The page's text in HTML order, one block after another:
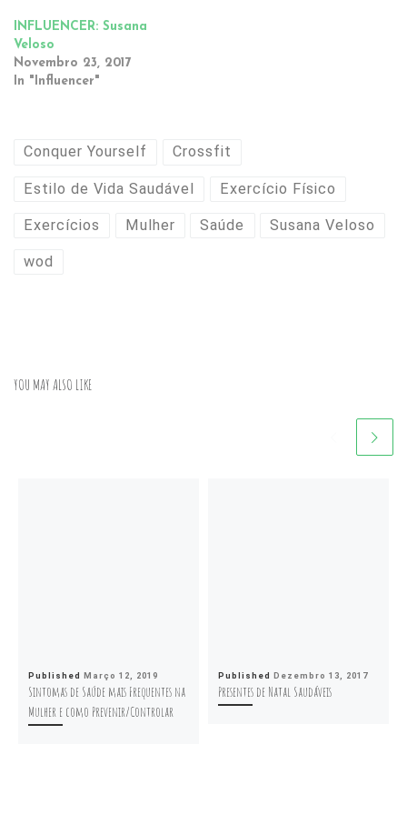
INFLUENCER: Susana
Veloso
Novembro 23, 2017
In "Influencer"
Conquer Yourself Crossfit
Estilo de Vida Saudável Exercício Físico
Exercícios Mulher Saúde Susana Veloso
wod
YOU MAY ALSO LIKE
Published Março 12, 2019
Sintomas de Saúde mais Frequentes na
Mulher e como Prevenir/Controlar
Published Dezembro 13, 2017
Presentes de Natal Saudáveis